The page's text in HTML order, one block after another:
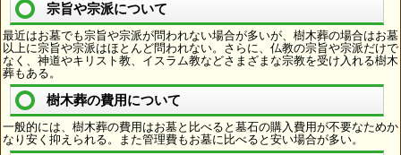
宗旨や宗派について
最近はお墓でも宗旨や宗派が問われない場合が多いが、樹木葬の場合はお墓
以上に宗旨や宗派はほとんど問われない。さらに、仏教の宗旨や宗派だけで
なく、神道やキリスト教、イスラム教などさまざまな宗教を受け入れる樹木
葬もある。
樹木葬の費用について
一般的には、樹木葬の費用はお墓と比べると墓石の購入費用が不要なためか
なり安く抑えられる。また管理費もお墓に比べると安い場合が多い。